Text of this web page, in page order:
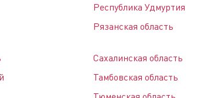
Республика Удмуртия
Рязанская область
Сахалинская область
Тамбовская область